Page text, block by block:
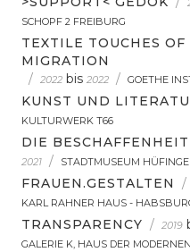
SCHOPF 2 FREIBURG
TEXTILE TOUCHES OF
MIGRATION
/ 2022 bis 2022 / GOETHE
KUNST UND
KULTURWERK T66
DIE
2021 / STADTMUSEUM
FRAUEN.GESTALTEN /
KARL RAHNER HAUS -
TRANSPARENCY / 2019
GALERIE K, HAUS DER